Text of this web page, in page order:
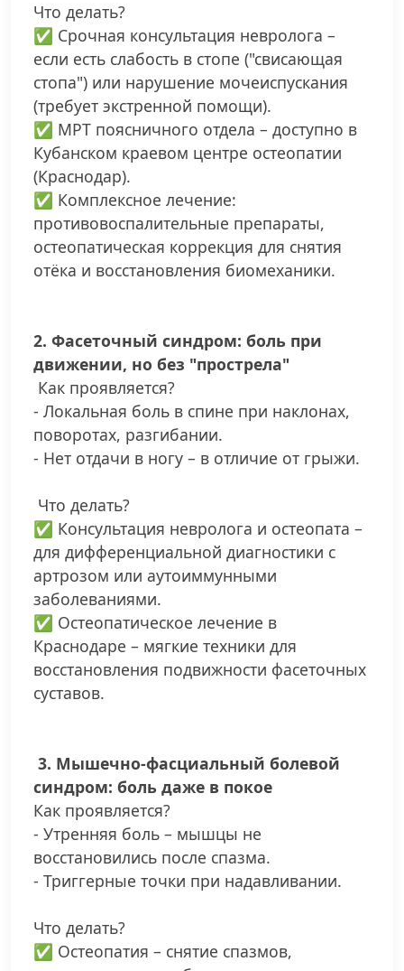
Что делать?
✅ Срочная консультация невролога –
если есть слабость в стопе ("свисающая
стопа") или нарушение мочеиспускания
(требует экстренной помощи).
✅ МРТ поясничного отдела – доступно в
Кубанском краевом центре остеопатии
(Краснодар).
✅ Комплексное лечение:
противовоспалительные препараты,
остеопатическая коррекция для снятия
отёка и восстановления биомеханики.
2. Фасеточный синдром: боль при
движении, но без "прострела"
Как проявляется?
- Локальная боль в спине при наклонах,
поворотах, разгибании.
- Нет отдачи в ногу – в отличие от грыжи.
Что делать?
✅ Консультация невролога и остеопата –
для дифференциальной диагностики с
артрозом или аутоиммунными
заболеваниями.
✅ Остеопатическое лечение в
Краснодаре – мягкие техники для
восстановления подвижности фасеточных
суставов.
3. Мышечно-фасциальный болевой
синдром: боль даже в покое
Как проявляется?
- Утренняя боль – мышцы не
восстановились после спазма.
- Триггерные точки при надавливании.
Что делать?
✅ Остеопатия – снятие спазмов,